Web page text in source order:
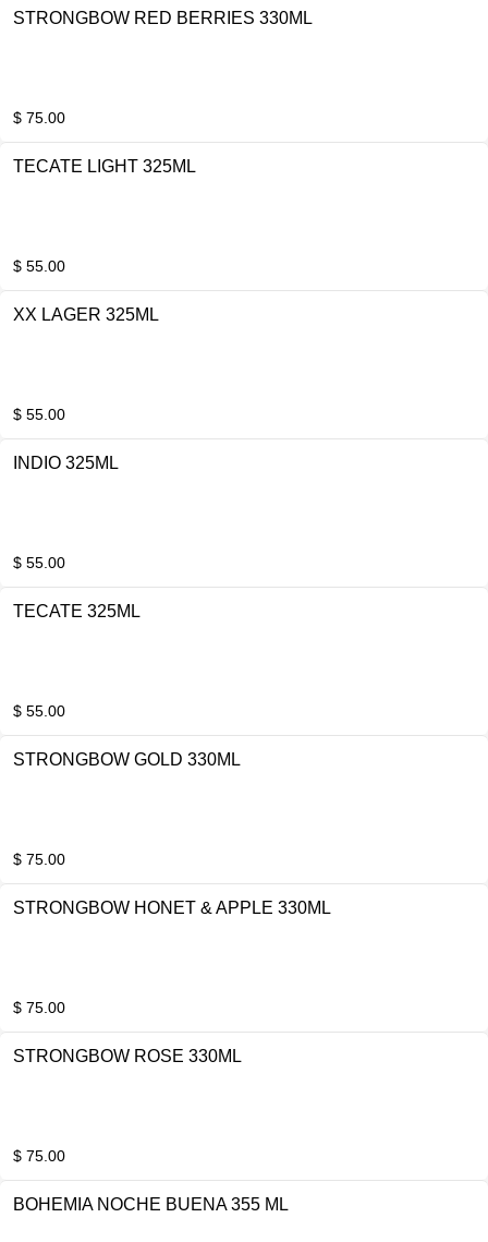
STRONGBOW RED BERRIES 330ML
$ 75.00
TECATE LIGHT 325ML
$ 55.00
XX LAGER 325ML
$ 55.00
INDIO 325ML
$ 55.00
TECATE 325ML
$ 55.00
STRONGBOW GOLD 330ML
$ 75.00
STRONGBOW HONET & APPLE 330ML
$ 75.00
STRONGBOW ROSE 330ML
$ 75.00
BOHEMIA NOCHE BUENA 355 ML